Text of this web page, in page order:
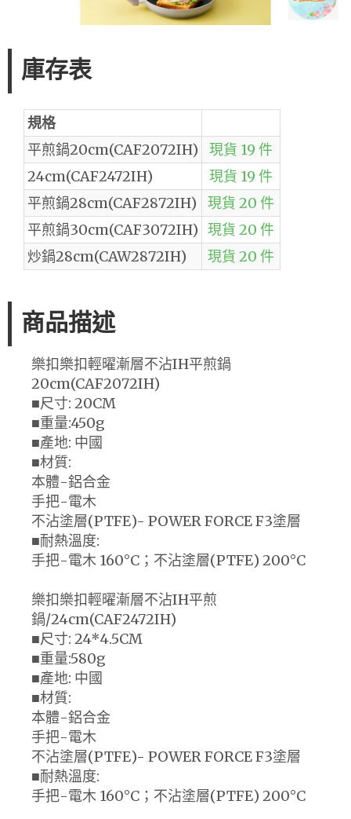
庫存表
規格
平煎鍋20cm(CAF2072IH)
現貨 19 件
24cm(CAF2472IH)
現貨 19 件
平煎鍋28cm(CAF2872IH)
現貨 20 件
平煎鍋30cm(CAF3072IH) 現貨 20 件
炒鍋28cm(CAW2872IH)
現貨 20 件
商品描述
樂扣樂扣輕曜漸層不沾IH平煎鍋
20cm(CAF2072IH)
■尺寸: 20CM
■重量:450g
■產地: 中國
■材質:
本體-鋁合金
手把-電木
不沾塗層(PTFE)- POWER FORCE F3塗層
■耐熱溫度:
手把-電木 160°C；不沾塗層(PTFE) 200°C
樂扣樂扣輕曜漸層不沾IH平煎
鍋/24cm(CAF2472IH)
■尺寸: 24*4.5CM
■重量:580g
■產地: 中國
■材質:
本體-鋁合金
手把-電木
不沾塗層(PTFE)- POWER FORCE F3塗層
■耐熱溫度:
手把-電木 160°C；不沾塗層(PTFE) 200°C